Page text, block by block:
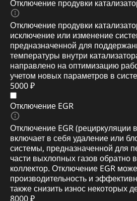
Отключение продувки
Отключение продувки
исключение или изменение
предназначенной для
температуры внутри
направлено на оптимизацию
учетом новых параметров в
5000 ₽
Отключение EGR
Отключение EGR (рециркуляции
включает в себя удаление или
системы, предназначенной для
части выхлопных газов обратно
коллектор. Отключение EGR
производительность и
также снизить износ некоторых
8000 ₽